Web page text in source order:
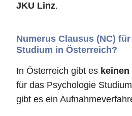
JKU Linz.
Numerus Clausus (NC)
Studium in Österreich?
In Österreich gibt es
für das Psychologie
gibt es ein